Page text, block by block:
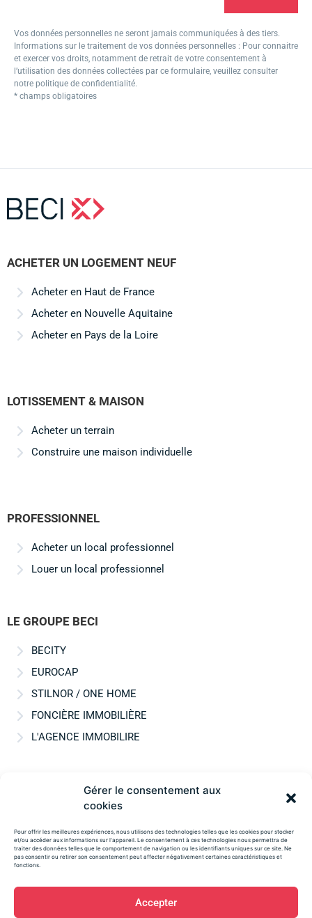
Gérer le consentement aux
cookies
Pour offrir les meilleures expériences, nous utilisons des technologies telles que les cookies pour stocker
et/ou accéder aux informations sur l'appareil. Le consentement à ces technologies nous permettra de
traiter des données telles que le comportement de navigation ou les identifiants uniques sur ce site. Ne
pas consentir ou retirer son consentement peut affecter négativement certaines caractéristiques et
fonctions.
Accepter
Vos données personnelles ne seront jamais communiquées à des tiers.
Informations sur le traitement de vos données personnelles : Pour connaitre
et exercer vos droits, notamment de retrait de votre consentement à
l’utilisation des données collectées par ce formulaire, veuillez consulter
notre politique de confidentialité.
* champs obligatoires
ACHETER UN LOGEMENT NEUF
Acheter en Haut de France
Acheter en Nouvelle Aquitaine
Acheter en Pays de la Loire
LOTISSEMENT & MAISON
Acheter un terrain
Construire une maison individuelle
PROFESSIONNEL
Acheter un local professionnel
Louer un local professionnel
LE GROUPE BECI
BECITY
EUROCAP
STILNOR / ONE HOME
FONCIÈRE IMMOBILIÈRE
L'AGENCE IMMOBILIRE
Mentions légales
Téléphone : 03 28 23 51 51